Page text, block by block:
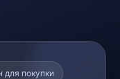
для покупки